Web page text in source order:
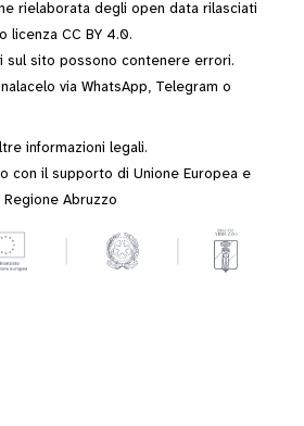
rielaborata degli open data rilasciati
licenza CC BY 4.0.
sul sito possono contenere errori.
via WhatsApp, Telegram o
informazioni legali.
con il supporto di Unione Europea e
Regione Abruzzo